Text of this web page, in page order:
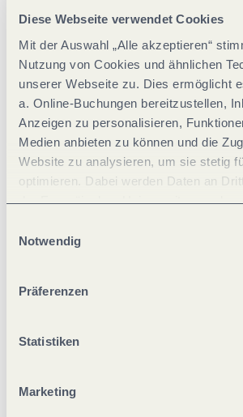
Diese Webseite verwendet Cookies
Mit der Auswahl „Alle akzeptieren“
Nutzung von Cookies und ähnlichen
unserer Webseite zu. Dies ermöglicht
a. Online-Buchungen bereitzustellen,
Anzeigen zu personalisieren,
Medien anbieten zu können und die
Website zu analysieren, um sie stetig
optimieren. Dabei werden Daten an
der Europäischen Union
jederzeit widerrufen werden. Mit der
ablehnen" kann es zu
Notwendig
Präferenzen
Statistiken
Marketing
Wegbelag